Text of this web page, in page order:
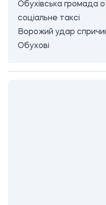
Обухівська громада
соціальне таксі
Ворожий удар
Обухові